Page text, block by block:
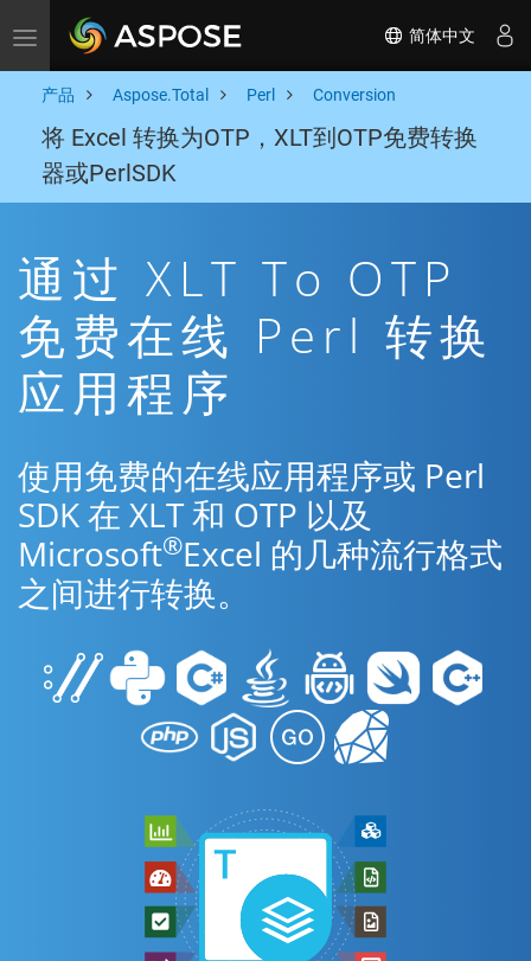
Toggle navigation 简体中文
产品 Aspose.Total Perl Conversion
将 Excel 转换为OTP，XLT到OTP免费转换
器或PerlSDK
通过 XLT To OTP
免费在线 Perl 转换
应用程序
使用免费的在线应用程序或 Perl
SDK 在 XLT 和 OTP 以及
Microsoft®Excel 的几种流行格式
之间进行转换。